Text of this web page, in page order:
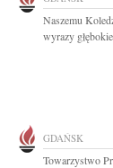
Naszemu
wyrazy
GDAŃSK
Towarzystwo